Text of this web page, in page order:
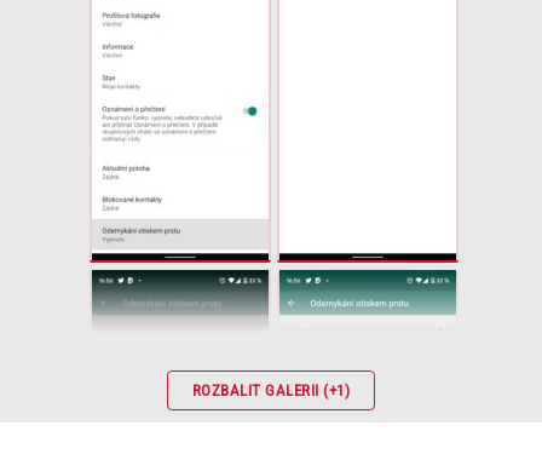
ROZBALIT GALERII (+1)